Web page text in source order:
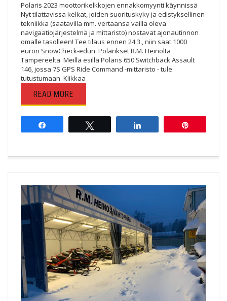
Polaris 2023 moottorikelkkojen ennakkomyynti käynnissä
Nyt tilattavissa kelkat, joiden suorituskyky ja edistyksellinen
tekniikka (saatavilla mm. vertaansa vailla oleva
navigaatiojärjestelmä ja mittaristo) nostavat ajonautinnon
omalle tasolleen! Tee tilaus ennen 24.3., niin saat 1000
euron SnowCheck-edun. Polarikset R.M. Heinolta
Tampereelta. Meillä esillä Polaris 650 Switchback Assault
146, jossa 7S GPS Ride Command -mittaristo - tule
tutustumaan. Klikkaa
READ MORE